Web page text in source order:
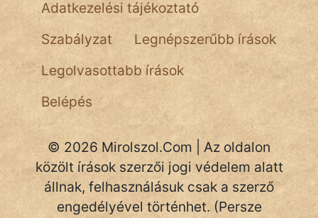
vörös ördög
Név nélkül
pszichopati
szegény legény
Adatkezelési tájékoztató
Szabályzat
Legnépszerűbb írások
Legolvasottabb írások
Belépés
© 2026 Mirolszol.Com | Az oldalon
közölt írások szerzői jogi védelem alatt
állnak, felhasználásuk csak a szerző
engedélyével történhet. (Persze